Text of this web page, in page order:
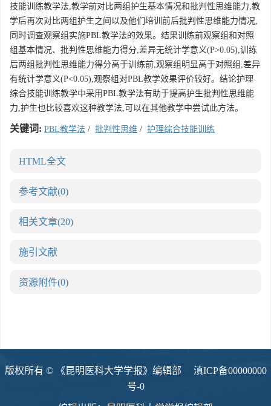
技能训练教学法,教学前对比两组护生基本情况和批判性思维能力,教
学后再次对比两组护生之间以及他们培训前后批判性思维能力情况,
同时调查观察组实施PBL教学法的效果。结果训练前观察组和对照
组基本情况、批判性思维能力得分,差异无统计学意义(P>0.05),训练
后两组批判性思维能力得分高于训练前,观察组明显高于对照组,差异
有统计学意义(P<0.05),观察组对PBL教学效果评价较好。结论护理
综合技能训练教学中采用PBL教学法有助于提高护生批判性思维能
力,护生也比较喜欢这种教学法,可以在其他教学中尝试此方法。
关键词: PBL教学法 / 批判性思维 / 护理综合技能训练
HTML全文
参考文献(0)
相关文章(20)
施引文献
资源附件(0)
版权所有 © 《昆明医科大学学报》编辑部 滇ICP备00000000
号-0